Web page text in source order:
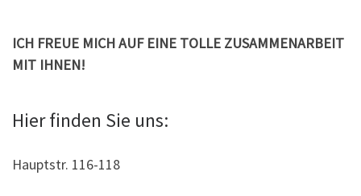
ICH FREUE MICH AUF EINE TOLLE ZUSAMMENARBEIT
MIT IHNEN!
Hier finden Sie uns:
Hauptstr. 116-118